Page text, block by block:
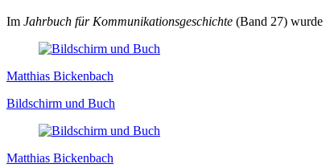
Im Jahrbuch für Kommunikationsgeschichte (Band 27) wurde
Matthias Bickenbach
Bildschirm und Buch
Matthias Bickenbach